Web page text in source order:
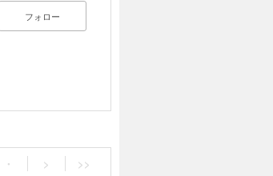
フォロー
・ > >>